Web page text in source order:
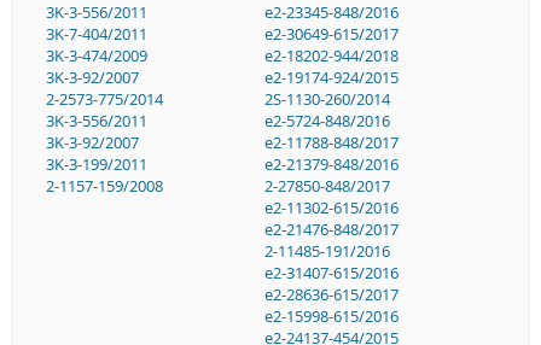
3K-3-556/2011
3K-7-404/2011
3K-3-474/2009
3K-3-92/2007
2-2573-775/2014
3K-3-556/2011
3K-3-92/2007
3K-3-199/2011
2-1157-159/2008
e2-23345-848/2016
e2-30649-615/2017
e2-18202-944/2018
e2-19174-924/2015
2S-1130-260/2014
e2-5724-848/2016
e2-11788-848/2017
e2-21379-848/2016
2-27850-848/2017
e2-11302-615/2016
e2-21476-848/2017
2-11485-191/2016
e2-31407-615/2016
e2-28636-615/2017
e2-15998-615/2016
e2-24137-454/2015